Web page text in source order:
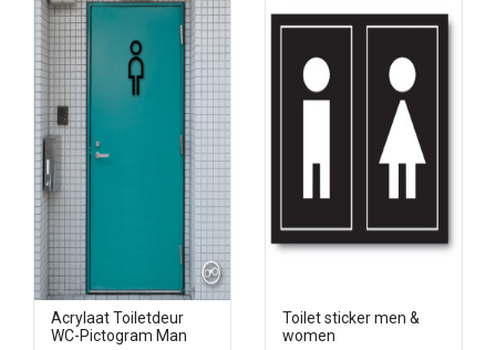
Acrylaat Toiletdeur
WC-Pictogram Man
Toilet sticker men &
women